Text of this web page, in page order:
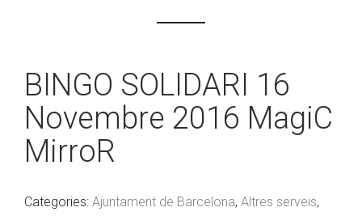
BINGO SOLIDARI 16
Novembre 2016 MagiC
MirroR
Categories: Ajuntament de Barcelona, Altres serveis,